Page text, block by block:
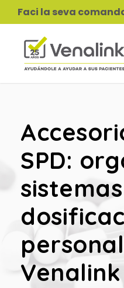
Faci la seva
SPD:
Venalink